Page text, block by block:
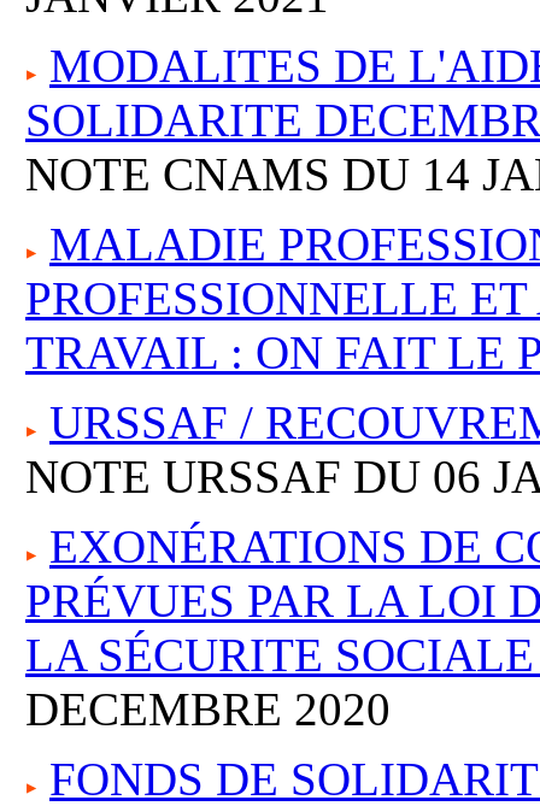
MODALITES DE
SOLIDARITE
NOTE CNAMS DU 14
MALADIE
PROFESSIONNELLE
TRAVAIL : ON FAIT LE
URSSAF /
NOTE URSSAF DU 06
EXONÉRATIONS DE
PRÉVUES PAR LA LOI
LA SÉCURITE
DECEMBRE 2020
FONDS DE